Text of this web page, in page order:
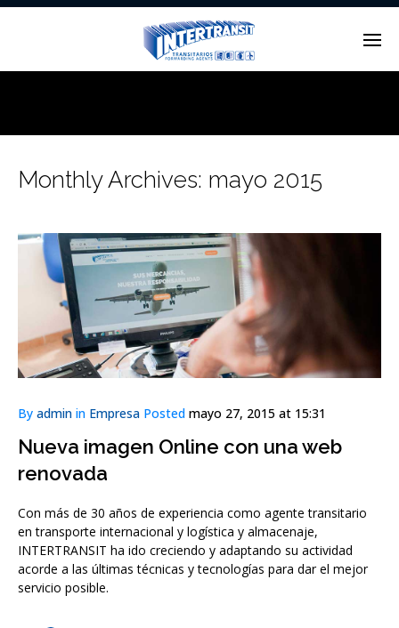
Monthly Archives: mayo 2015
By admin in Empresa Posted mayo 27, 2015 at 15:31
Nueva imagen Online con una web
renovada
Con más de 30 años de experiencia como agente transitario
en transporte internacional y logística y almacenaje,
INTERTRANSIT ha ido creciendo y adaptando su actividad
acorde a las últimas técnicas y tecnologías para dar el mejor
servicio posible.